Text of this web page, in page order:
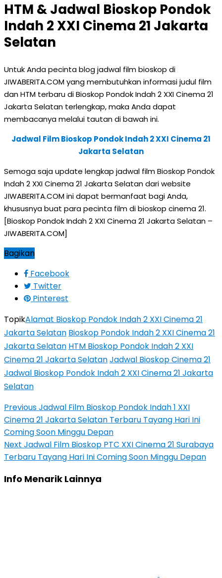
HTM & Jadwal Bioskop Pondok
Indah 2 XXI Cinema 21 Jakarta
Selatan
Untuk Anda pecinta blog jadwal film bioskop di
JIWABERITA.COM yang membutuhkan informasi judul film
dan HTM terbaru di Bioskop Pondok Indah 2 XXI Cinema 21
Jakarta Selatan terlengkap, maka Anda dapat
membacanya melalui tautan di bawah ini.
Jadwal Film Bioskop Pondok Indah 2 XXI Cinema 21
Jakarta Selatan
Semoga saja update lengkap jadwal film Bioskop Pondok
Indah 2 XXI Cinema 21 Jakarta Selatan dari website
JIWABERITA.COM ini dapat bermanfaat bagi Anda,
khususnya buat para pecinta film di bioskop cinema 21.
[Bioskop Pondok Indah 2 XXI Cinema 21 Jakarta Selatan –
JIWABERITA.COM]
Bagikan
Facebook
Twitter
Pinterest
TopikAlamat Bioskop Pondok Indah 2 XXI Cinema 21
Jakarta Selatan Bioskop Pondok Indah 2 XXI Cinema 21
Jakarta Selatan HTM Bioskop Pondok Indah 2 XXI
Cinema 21 Jakarta SelatanJadwal Bioskop Cinema 21
Jadwal Bioskop Pondok Indah 2 XXI Cinema 21 Jakarta
Selatan
PreviousJadwal Film Bioskop Pondok Indah 1 XXI
Cinema 21 Jakarta Selatan Terbaru Tayang Hari Ini
Coming Soon Minggu Depan
Next Jadwal Film Bioskop PTC XXI Cinema 21 Surabaya
Terbaru Tayang Hari Ini Coming Soon Minggu Depan
Info Menarik Lainnya